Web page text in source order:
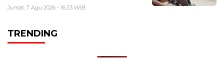
Jumat, 7 Agu 2026 - 16:33 WIB
TRENDING